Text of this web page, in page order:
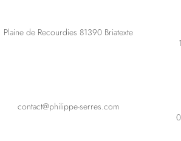
Plaine de Recourdies 81390 Briatexte
contact@philippe-serres.com